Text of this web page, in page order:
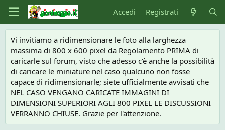
Accedi Registrati
Vi invitiamo a ridimensionare le foto alla larghezza
massima di 800 x 600 pixel da Regolamento PRIMA di
caricarle sul forum, visto che adesso c'è anche la possibilità
di caricare le miniature nel caso qualcuno non fosse
capace di ridimensionarle; siete ufficialmente avvisati che
NEL CASO VENGANO CARICATE IMMAGINI DI
DIMENSIONI SUPERIORI AGLI 800 PIXEL LE DISCUSSIONI
VERRANNO CHIUSE. Grazie per l'attenzione.